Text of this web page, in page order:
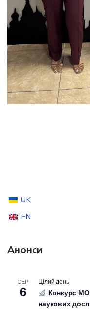
UK
EN
Анонси
СЕР
6
Цілий день
Конкурс
наукових